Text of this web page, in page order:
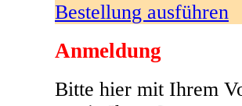
Bestellung ausführen
Anmeldung
Bitte hier mit Ihrem